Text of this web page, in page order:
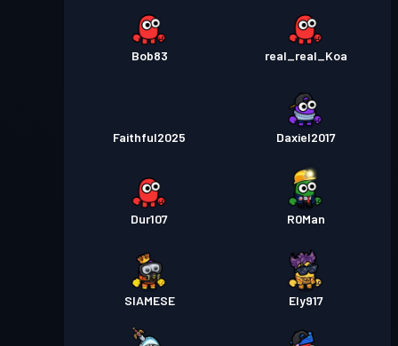
Bob83 real_real_Koa
Faithful2025 Daxiel2017
Dur107 R0Man
SIAMESE Ely917